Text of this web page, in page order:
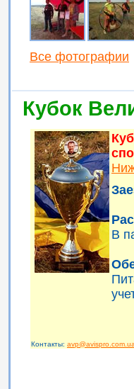
Все фотографии
Кубок
В
Контакты: avp@avispro.com.ua